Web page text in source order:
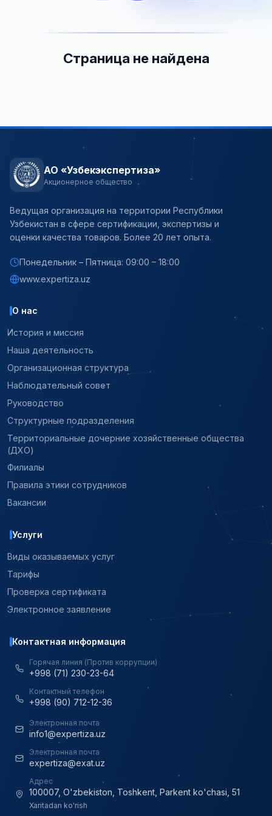
Страница не найдена
АО «Узбекэкспертиза»
Акционерное общество
Ведущая организация на территории Республики
Узбекистан в сфере сертификации, экспертизы и
оценки качества товаров. Более 20 лет опыта.
Понедельник – Пятница: 09:00 – 18:00
www.expertiza.uz
О нас
История и миссия
Наша деятельность
Организационная структура
Наблюдательный совет
Руководство
Структурные подразделения
Территориальные дочерние хозяйственные общества
(ДХО)
Филиалы
Правила этики сотрудников
Вакансии
Услуги
Виды оказываемых услуг
Тарифы
Проверка сертификата
Электронное заявление
Контактная информация
Горячая линия (Против коррупции)
+998 (71) 230-23-64
Контактный телефон
+998 (90) 712-12-36
Электронная почта
info1@expertiza.uz
Электронная почта
expertiza@exat.uz
Адрес
100007, O'zbekiston, Toshkent, Parkent ko'chasi, 51
Xaritadan ko'rish